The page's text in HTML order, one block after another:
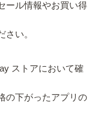
ール情報やお買い得
さい。
ストアにおいて確
の下がったアプリの